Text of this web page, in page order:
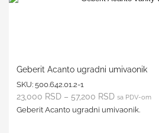
Geberit Acanto ugradni umivaonik
SKU: 500.642.01.2-1
23,000 RSD – 57,200 RSD sa PDV-om
Geberit Acanto ugradni umivaonik.